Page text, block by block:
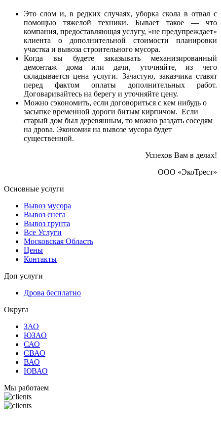
Это слом и, в редких случаях, уборка скола в отвал с
помощью тяжелой техники. Бывает такое — что
компания, предоставляющая услугу, «не предупреждает»
клиента о дополнительной стоимости планировки
участка и вывоза строительного мусора.
Когда вы будете заказывать механизированный
демонтаж дома или дачи, уточняйте, из чего
складывается цена услуги. Зачастую, заказчика ставят
перед фактом оплаты дополнительных работ.
Договаривайтесь на берегу и уточняйте цену.
Можно сэкономить, если договориться с кем нибудь о
засыпке временной дороги битым кирпичом. Если
старый дом был деревянным, то можно раздать соседям
на дрова. Экономия на вывозе мусора будет
существенной.
Успехов Вам в делах!
ООО «ЭкоТрест»
Основные услуги
Вывоз мусора
Вывоз снега
Вывоз грунта
Все Услуги
Московская Область
Цены
Контакты
Доп услуги
Дрова бесплатно
Округа
ЗАО
ЮЗАО
САО
СВАО
ВАО
ЮВАО
Мы работаем